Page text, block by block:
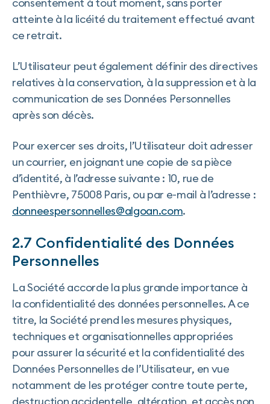
atteinte à la licéité du traitement effectué avant
ce retrait.
L’Utilisateur peut également définir des directives
relatives à la conservation, à la suppression et à la
communication de ses Données Personnelles
après son décès.
Pour exercer ses droits, l’Utilisateur doit adresser
un courrier, en joignant une copie de sa pièce
d’identité, à l’adresse suivante : 10, rue de
Penthièvre, 75008 Paris, ou par e-mail à l’adresse :
donneespersonnelles@algoan.com.
2.7 Confidentialité des Données
Personnelles
La Société accorde la plus grande importance à
la confidentialité des données personnelles. A ce
titre, la Société prend les mesures physiques,
techniques et organisationnelles appropriées
pour assurer la sécurité et la confidentialité des
Données Personnelles de l’Utilisateur, en vue
notamment de les protéger contre toute perte,